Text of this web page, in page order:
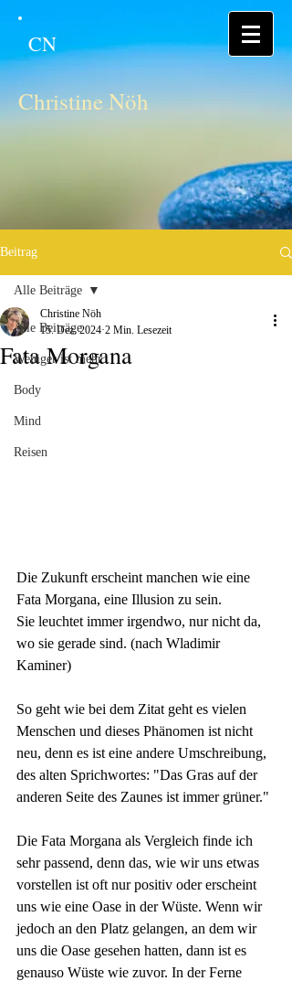
CN
Christine Nöh
Beitrag
Alle Beiträge
Weniger ist mehr
Body
Mind
Reisen
Alle Beiträge
Fata Morgana
Christine Nöh
15. Dez. 2024 2 Min. Lesezeit
Die Zukunft erscheint manchen wie eine
Fata Morgana, eine Illusion zu sein.
Sie leuchtet immer irgendwo, nur nicht da,
wo sie gerade sind. (nach Wladimir
Kaminer)
So geht wie bei dem Zitat geht es vielen
Menschen und dieses Phänomen ist nicht
neu, denn es ist eine andere Umschreibung,
des alten Sprichwortes: "Das Gras auf der
anderen Seite des Zaunes ist immer grüner."
Die Fata Morgana als Vergleich finde ich
sehr passend, denn das, wie wir uns etwas
vorstellen ist oft nur positiv oder erscheint
uns wie eine Oase in der Wüste. Wenn wir
jedoch an den Platz gelangen, an dem wir
uns die Oase gesehen hatten, dann ist es
genauso Wüste wie zuvor. In der Ferne